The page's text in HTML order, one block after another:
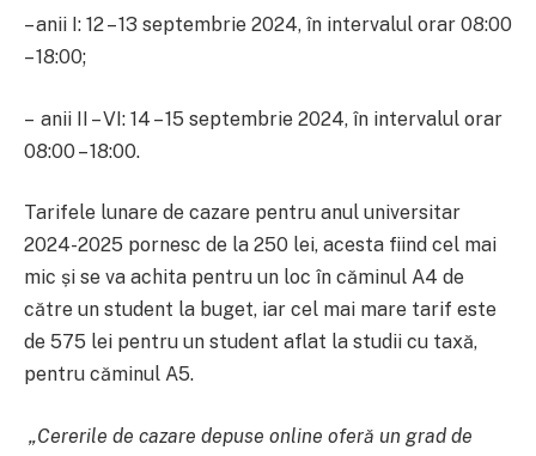
– anii I: 12 – 13 septembrie 2024, în intervalul orar 08:00
– 18:00;
– anii II – VI: 14 – 15 septembrie 2024, în intervalul orar
08:00 – 18:00.
Tarifele lunare de cazare pentru anul universitar
2024-2025 pornesc de la 250 lei, acesta fiind cel mai
mic și se va achita pentru un loc în căminul A4 de
către un student la buget, iar cel mai mare tarif este
de 575 lei pentru un student aflat la studii cu taxă,
pentru căminul A5.
„Cererile de cazare depuse online oferă un grad de